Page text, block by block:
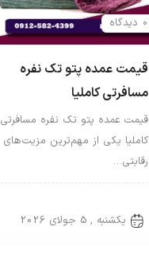
0 دیدگاه
قیمت عمده پتو تک نفره
مسافرتی کاملیا
قیمت عمده پتو تک نفره مسافرتی
کاملیا یکی از مهم‌ترین مزیت‌های
رقابتی…
یکشنبه , 5 جولای 2026